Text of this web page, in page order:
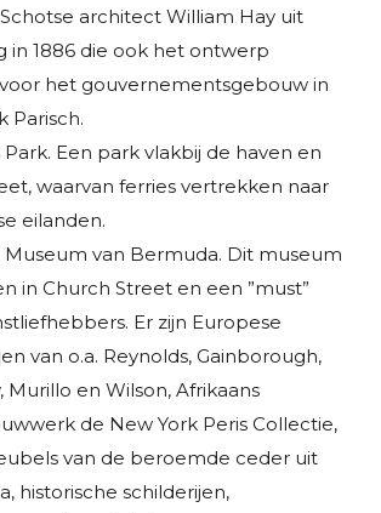
architect William Hay uit
in 1886 die ook het ontwerp
het gouvernementsgebouw in
Parisch.
Park. Een park vlakbij de haven en
waarvan ferries vertrekken naar
eilanden.
Museum van Bermuda. Dit museum
in Church Street en een ”must”
Er zijn Europese
van o.a. Reynolds, Gainborough,
Murillo en Wilson, Afrikaans
de New York Peris Collectie,
van de beroemde ceder uit
historische schilderijen,